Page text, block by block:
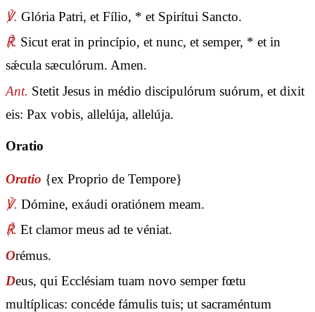
℣. Glória Patri, et Fílio, * et Spirítui Sancto.
℟. Sicut erat in princípio, et nunc, et semper, * et in
sǽcula sæculórum. Amen.
Ant. Stetit Jesus in médio discipulórum suórum, et dixit
eis: Pax vobis, allelúja, allelúja.
Oratio
Oratio {ex Proprio de Tempore}
℣. Dómine, exáudi oratiónem meam.
℟. Et clamor meus ad te véniat.
Orémus.
Deus, qui Ecclésiam tuam novo semper fœtu
multíplicas: concéde fámulis tuis; ut sacraméntum